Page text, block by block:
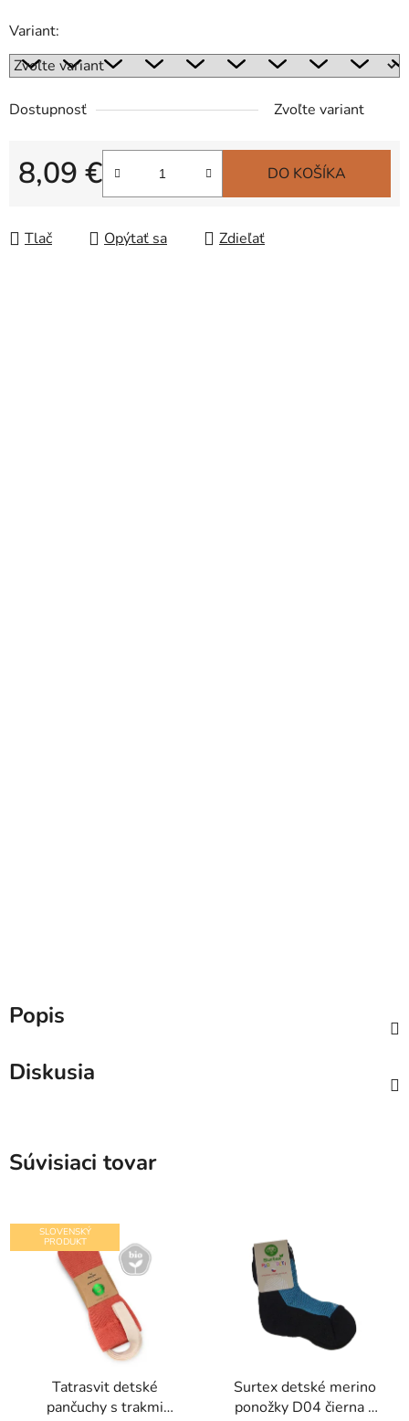
Variant:
Dostupnosť Zvoľte variant
8,09 €
Jednotková cena:
DO KOŠÍKA
Tlač Opýtať sa Zdieľať
Popis
Diskusia
Súvisiaci tovar
SLOVENSKÝ
PRODUKT
Tatrasvit detské
pančuchy s trakmi
Surtex detské merino
ponožky D04 čierna s